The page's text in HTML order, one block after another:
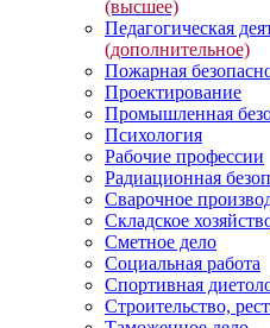
(высшее)
Педагогическая
(дополнительное)
Пожарная
Проектирование
Промышленная
Психология
Рабочие профессии
Радиационная
Сварочное
Складское
Сметное дело
Социальная работа
Спортивная
Строительство,